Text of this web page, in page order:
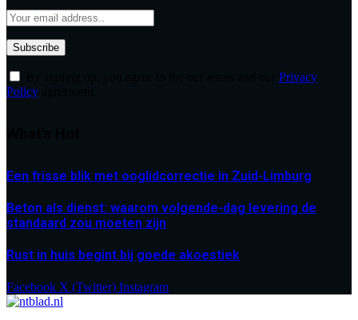
Privacy
Policy
Een frisse blik met ooglidcorrectie in Zuid-Limburg
Beton als dienst: waarom volgende-dag levering de
standaard zou moeten zijn
Rust in huis begint bij goede akoestiek
Facebook X (Twitter) Instagram